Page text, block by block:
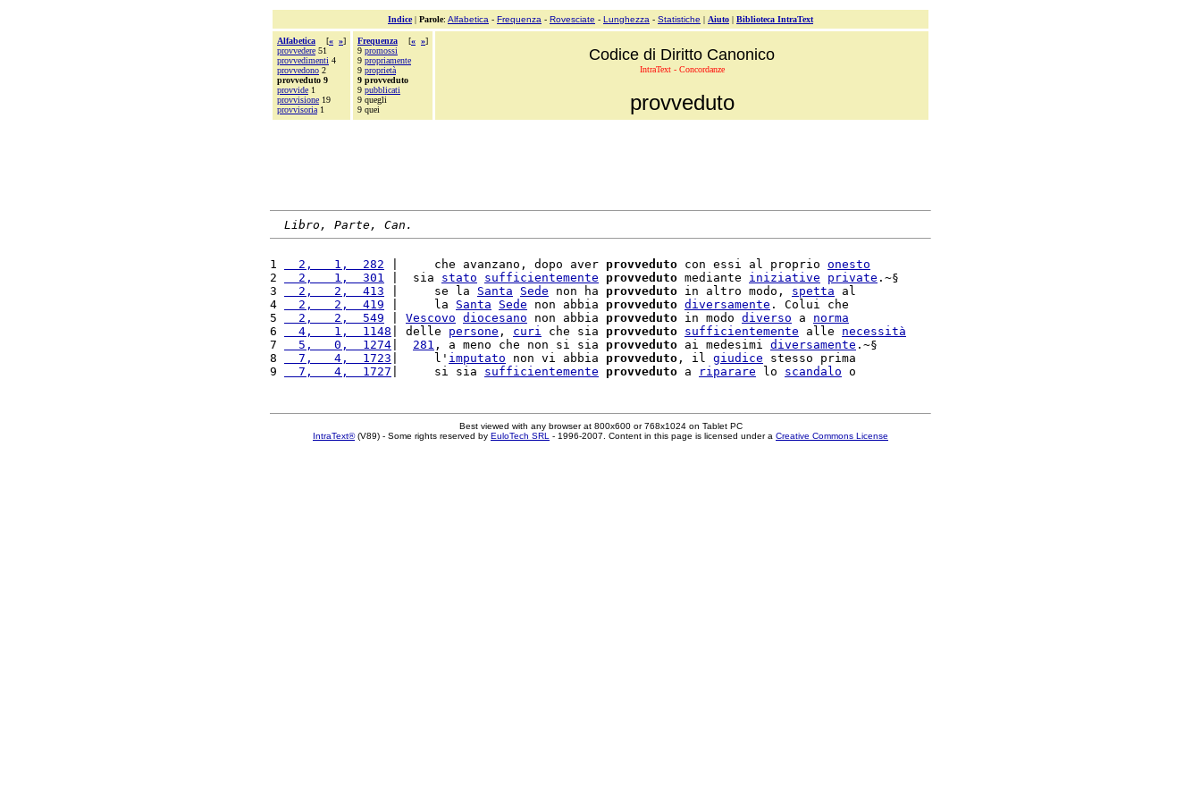
Indice| Parole: Alfabetica - Frequenza - Rovesciate - Lunghezza - Statistiche | Aiuto | Biblioteca IntraText
Alfabetica [« »]
provvedere 51
provvedimenti 4
provvedono 2
provveduto 9
provvide 1
provvisione 19
provvisoria 1
Frequenza [« »]
9 promossi
9 propriamente
9 proprietà
9 provveduto
9 pubblicati
9 quegli
9 quei
Codice di Diritto Canonico
IntraText - Concordanze
provveduto
Libro, Parte, Can.
1
  2,   1,  282
|     che avanzano, dopo aver provveduto con essi al proprio onesto
2
  2,   1,  301
|  sia stato sufficientemente provveduto mediante iniziative private .~§
3
  2,   2,  413
|     se la Santa Sede non ha provveduto in altro modo, spetta al
4
  2,   2,  419
|     la Santa Sede non abbia provveduto diversamente . Colui che
5
  2,   2,  549
Vescovo diocesano non abbia provveduto in modo diverso a norma
6
  4,   1,  1148
| delle persone , curi che sia provveduto sufficientemente alle necessità
7
  5,   0,  1274
281 , a meno che non si sia provveduto ai medesimi diversamente .~§
8
  7,   4,  1723
|     l' imputato non vi abbia provveduto , il giudice stesso prima
9
  7,   4,  1727
|     si sia sufficientemente provveduto a riparare lo scandalo
Best viewed with any browser at 800x600 or 768x1024 on Tablet PC
IntraText®(V89) - Some rights reserved by EuloTech SRL - 1996-2007. Content in this page is licensed under a Creative Commons License